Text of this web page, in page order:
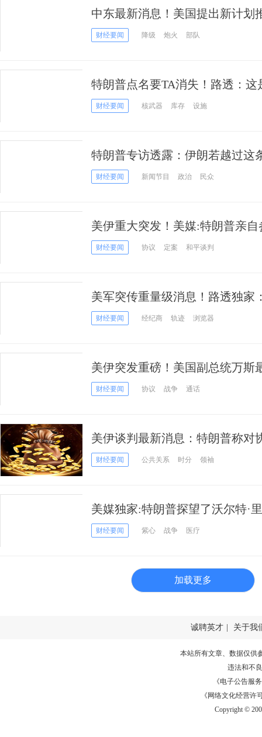
中东最新消息！美国提出新计划
降温
财经要闻 降级 炮火 部队
特朗普点名要TA消失！路透：
强筹码
财经要闻 核武器 库存 设施
特朗普专访透露：伊朗若越过这
攻性军事行动
财经要闻 新闻节目 政治 民众
美伊重大突发！美媒:特朗普亲
已于3天前达成一致
财经要闻 协议 定案 和平谈判
美军突传重量级消息！路透独家
据追踪的目标
财经要闻 经纪商 轨迹 浏览器
美伊突发重磅！美国副总统万斯
朗“非常接近”达成协议
财经要闻 协议 战争 通话
美伊谈判最新消息：特朗普称对
拦截5架伊朗无人机
财经要闻 公共关系 时分 领袖
美媒独家:特朗普探望了沃尔特·
伊朗战争中受伤的14名士兵
财经要闻 紫心 战争 医疗
加载更多
诚聘英才 关于我
本站所有文章、数据仅供
违法和不
《电子公告服务
《网络文化经营许
Copyright ©